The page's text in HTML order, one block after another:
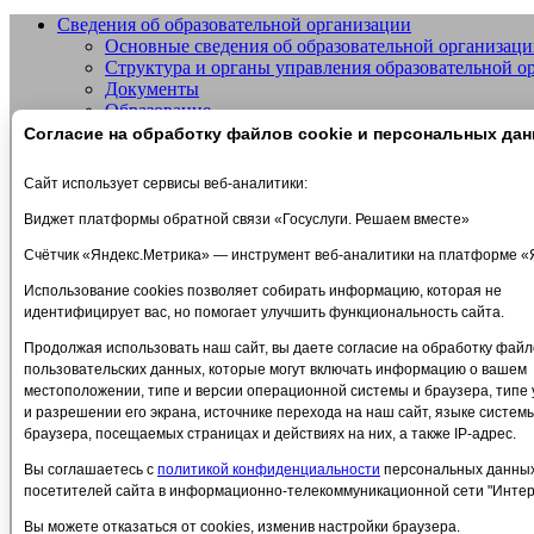
Добро пожаловать на сайт МБУДО
Сведения об образовательной организации
Основные сведения об образовательной
Структура и органы управления образовательной
Документы
Образование
Образовательные стандарты и требования
Педагогический состав
Материально-техническое обеспечение и
Стипендии и меры поддержки обучающихся
Финансово-хозяйственная деятельность
Вакантные места для приема (перевода)
Международное сотрудничество
Организация питания в образовательной
Платные услуги
Политика в отношении обработки персональных данных
Антидопинг
Расписание тренировок
ПРОТИВОДЕЙСТВИЕ ТЕРРОРИЗМУ
Часто задаваемые вопросы
Обратная связь
ОЦЕНИ КАЧЕСТВО НАШИХ УСЛУГ
Согласие на обработку файлов cookie и персональных
Сайт использует сервисы веб-аналитики:
Виджет платформы обратной связи «Госуслуги. Решаем вместе»
Счётчик «Яндекс.Метрика» — инструмент веб-аналитики на платформе
Использование cookies позволяет собирать информацию, которая не
идентифицирует вас, но помогает улучшить функциональность сайта.
Продолжая использовать наш сайт, вы даете согласие на обработку
пользовательских данных, которые могут включать информацию о вашем
местоположении, типе и версии операционной системы и браузера, типе
и разрешении его экрана, источнике перехода на наш сайт, языке
браузера, посещаемых страницах и действиях на них, а также IP-адрес.
Вы соглашаетесь с политикой конфиденциальности персональных
посетителей сайта в информационно-телекоммуникационной сети
Вы можете отказаться от cookies, изменив настройки браузера.